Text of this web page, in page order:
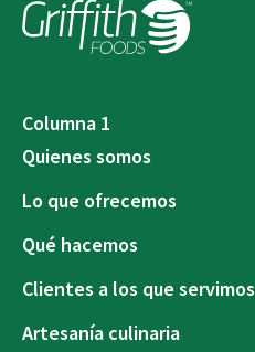
Columna 1
Quienes somos
Lo que ofrecemos
Qué hacemos
Clientes a los que servimos
Artesanía culinaria